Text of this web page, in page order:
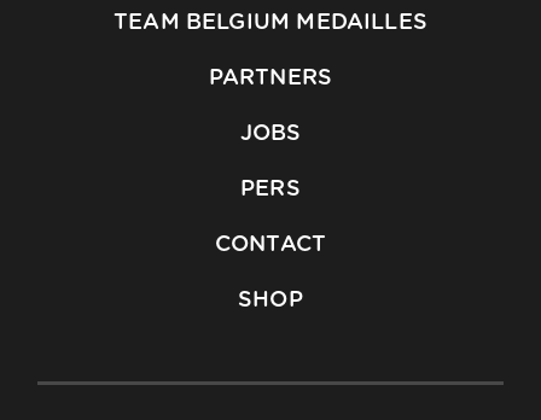
TEAM BELGIUM MEDAILLES
PARTNERS
JOBS
PERS
CONTACT
SHOP